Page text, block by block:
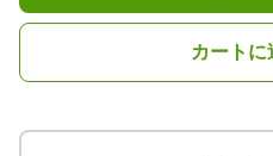
カートに